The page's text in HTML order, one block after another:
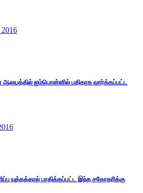
ஆலயத்தில் ஐம்பொன்னில் புதிதாக வார்க்கப்பட்ட
யுத்தத்தால் பாதிக்கப்பட்ட இந்த சகோதரிக்கு